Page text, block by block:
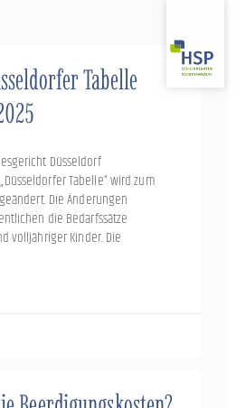
Tabelle
Düsseldorf
Tabelle“ wird zum
Die Änderungen
die Bedarfssätze
volljähriger Kinder. Die